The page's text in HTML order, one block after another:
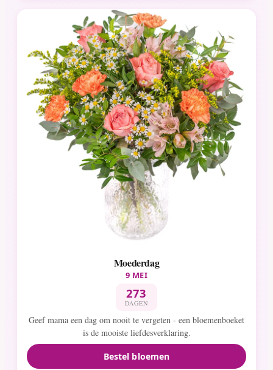
Moederdag
9 MEI
273
DAGEN
Geef mama een dag om nooit te vergeten - een bloemenboeket
is de mooiste liefdesverklaring.
Bestel bloemen